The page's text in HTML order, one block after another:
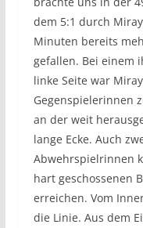
dem 5:1 durch
Minuten bereits
gefallen. Bei einem
linke Seite war
Gegenspielerinnen
an der weit
lange Ecke. Auch
Abwehrspielrinnen
hart geschossenen
erreichen. Vom
die Linie. Aus dem